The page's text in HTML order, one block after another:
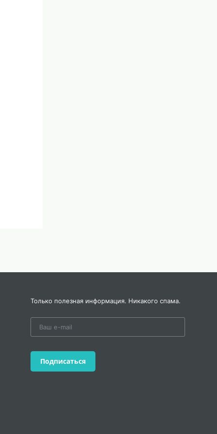
Только полезная информация. Никакого спама.
Подписаться